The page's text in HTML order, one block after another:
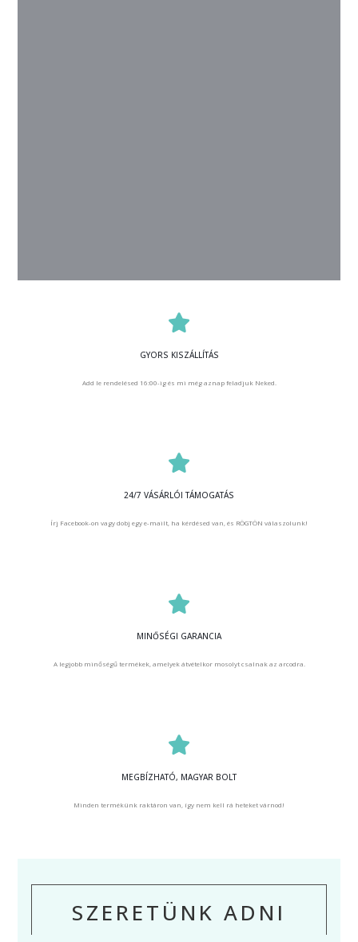
GYORS KISZÁLLÍTÁS
Add le rendelésed 16:00-ig és mi még aznap feladjuk Neked.
24/7 VÁSÁRLÓI TÁMOGATÁS
Írj Facebook-on vagy dobj egy e-mailt, ha kérdésed van, és RÖGTÖN válaszolunk!
MINŐSÉGI GARANCIA
A legjobb minőségű termékek, amelyek átvételkor mosolyt csalnak az arcodra.
MEGBÍZHATÓ, MAGYAR BOLT
Minden termékünk raktáron van, így nem kell rá heteket várnod!
SZERETÜNK ADNI